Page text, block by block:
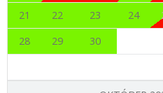
21
22 23 24
28
29 30